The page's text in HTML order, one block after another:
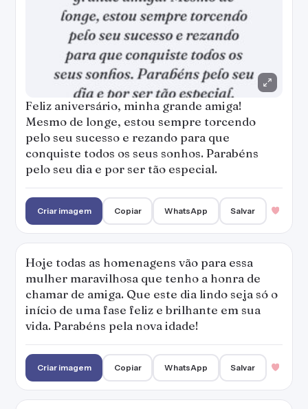
Feliz aniversário, minha grande amiga!
Mesmo de longe, estou sempre torcendo
pelo seu sucesso e rezando para que
conquiste todos os seus sonhos. Parabéns
pelo seu dia e por ser tão especial.
Criar imagem Copiar WhatsApp Salvar
Hoje todas as homenagens vão para essa
mulher maravilhosa que tenho a honra de
chamar de amiga. Que este dia lindo seja só o
início de uma fase feliz e brilhante em sua
vida. Parabéns pela nova idade!
Criar imagem Copiar WhatsApp Salvar